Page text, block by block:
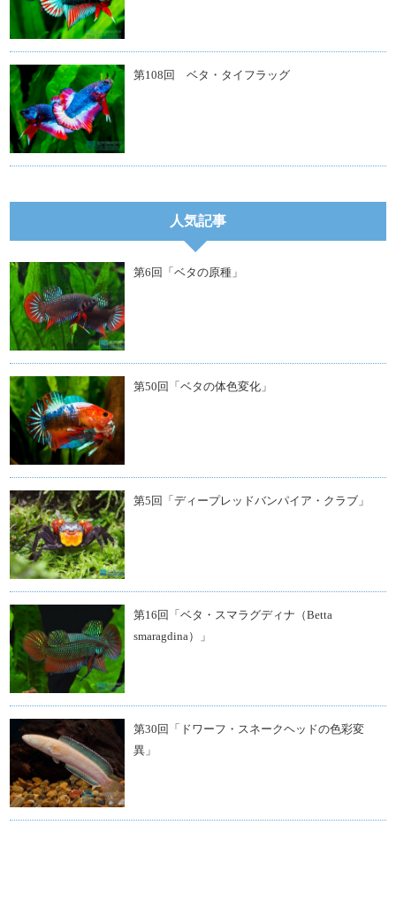
第108回 ベタ・タイフラッグ
人気記事
第6回「ベタの原種」
第50回「ベタの体色変化」
第5回「ディープレッドバンパイア・クラブ」
第16回「ベタ・スマラグディナ（Betta
smaragdina）」
第30回「ドワーフ・スネークヘッドの色彩変
異」